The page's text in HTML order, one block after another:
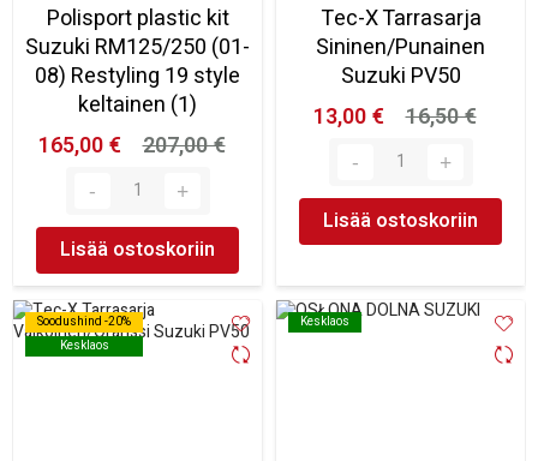
Polisport plastic kit
Suzuki RM125/250 (01-
08) Restyling 19 style
keltainen (1)
165,00 €
207,00 €
Lisää ostoskoriin
Tec-X Tarrasarja
Sininen/Punainen
Suzuki PV50
13,00 €
16,50 €
Lisää ostoskoriin
Soodushind -20%
Kesklaos
Soodushind -20%
Kesklaos
Kesklaos
Kesklaos